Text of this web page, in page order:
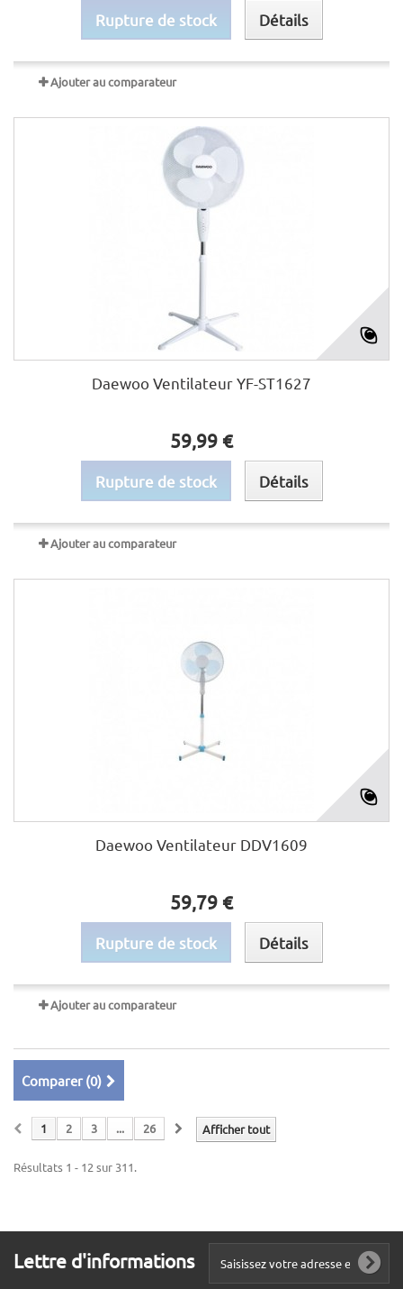
Rupture de stock Détails
Ajouter au comparateur
Daewoo Ventilateur YF-ST1627
59,99 €
Rupture de stock Détails
Ajouter au comparateur
Daewoo Ventilateur DDV1609
59,79 €
Rupture de stock Détails
Ajouter au comparateur
Comparer (0)
Afficher tout
1 2 3 ... 26
Résultats 1 - 12 sur 311.
Lettre d'informations